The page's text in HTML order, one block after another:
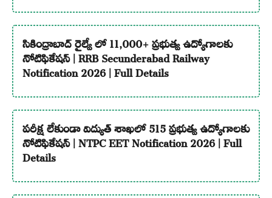
సికింద్రాబాద్ రైల్వే లో 11,000+ ప్రభుత్వ ఉద్యోగాలకు
నోటిఫికేషన్ | RRB Secunderabad Railway
Notification 2026 | Full Details
పరీక్ష లేకుండా విద్యుత్ శాఖలో 515 ప్రభుత్వ ఉద్యోగాలకు
నోటిఫికేషన్ | NTPC EET Notification 2026 | Full
Details